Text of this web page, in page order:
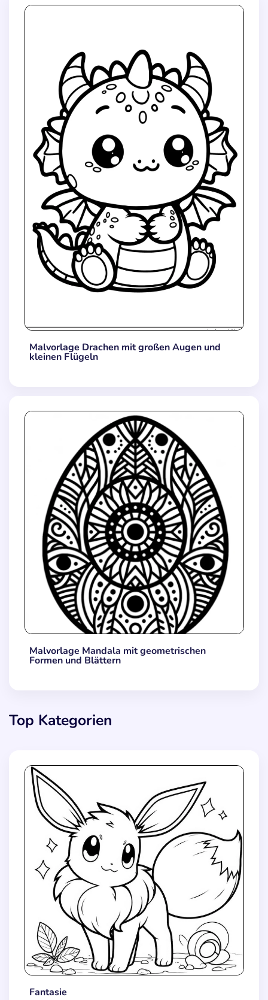
Malvorlage Drachen mit großen Augen und
kleinen Flügeln
Malvorlage Mandala mit geometrischen
Formen und Blättern
Top Kategorien
Fantasie